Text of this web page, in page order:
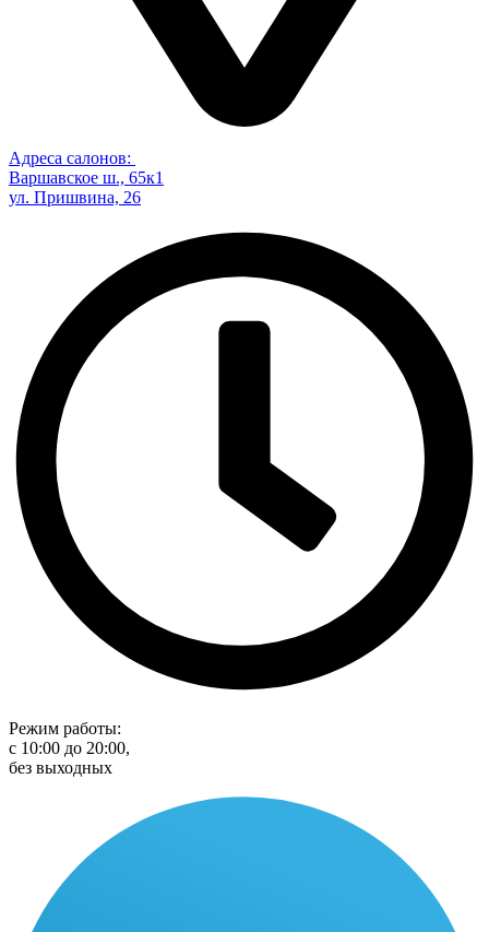
Адреса салонов:
Варшавское ш., 65к1
ул. Пришвина, 26
Режим работы:
с 10:00 до 20:00,
без выходных